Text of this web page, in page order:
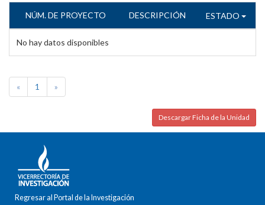
NÚM. DE PROYECTO DESCRIPCIÓN ESTADO
No hay datos disponibles
« 1 »
Descargar Ficha de la Unidad
Regresar al Portal de la Investigación